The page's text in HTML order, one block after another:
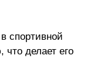
спортивной
делает его